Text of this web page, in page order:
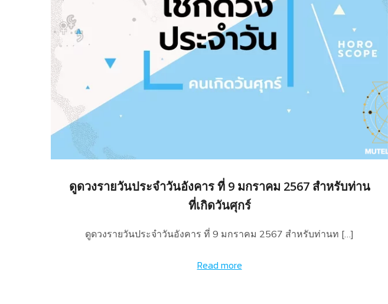
ดูดวงรายวันประจำวันอังคาร ที่ 9 มกราคม 2567 สำหรับท่าน
ที่เกิดวันศุกร์
ดูดวงรายวันประจำวันอังคาร ที่ 9 มกราคม 2567 สำหรับท่านท […]
Read more